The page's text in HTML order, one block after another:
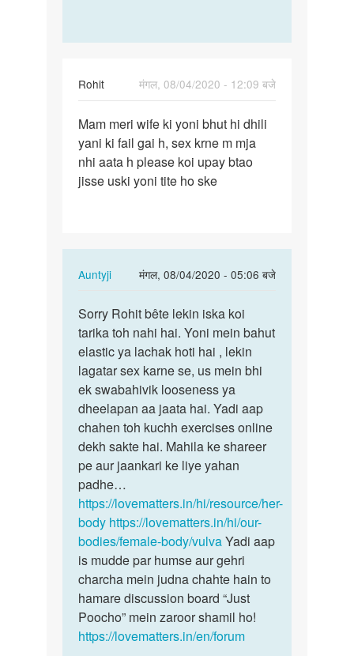
Rohit
मंगल, 08/04/2020 - 12:09 बजे
Mam
meri
wife
ki
Mam meri wife ki yoni bhut hi dhili
yani ki fail gai h, sex krne m mja
nhi aata h please koi upay btao
jisse uski yoni tite ho ske
Auntyji
मंगल, 08/04/2020 - 05:06 बजे
In
to
Mam
meri
wife
ki
yoni
bhut…
by
Rohit
Sorry
Rohit
bête
lekin
iska…
Sorry Rohit bête lekin iska koi
tarika toh nahi hai. Yoni mein bahut
elastic ya lachak hoti hai , lekin
lagatar sex karne se, us mein bhi
ek swabahivik looseness ya
dheelapan aa jaata hai. Yadi aap
chahen toh kuchh exercises online
dekh sakte hai. Mahila ke shareer
pe aur jaankari ke liye yahan
padhe…
https://lovematters.in/hi/resource/her-
body https://lovematters.in/hi/our-
bodies/female-body/vulvaYadi aap
is mudde par humse aur gehri
charcha mein judna chahte hain to
hamare discussion board “Just
Poocho” mein zaroor shamil ho!
https://lovematters.in/en/forum